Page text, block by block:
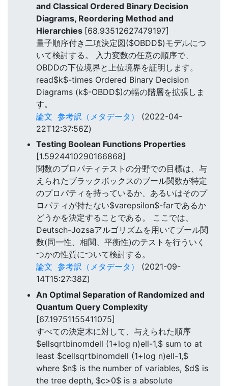
and Classical Ordered Binary Decision
Diagrams, Reordering Method and
Hierarchies [68.93512627479197]
量子順序付き二項決定図($OBDD$)モデルにつ
いて検討する。 入力変数の任意の順序で、
OBDDの下位境界と上位境界を証明します。
read$k$-times Ordered Binary Decision
Diagrams (k$-OBDD$)の幅の階層を拡張しま
す。
論文 参考訳（メタデータ）
(2022-04-
22T12:37:56Z)
Testing Boolean Functions Properties
[1.5924410290166868]
関数のプロパティテストの分野での目標は、与
えられたブラックボックスのブール関数が特定
のプロパティを持っているか、あるいはそのプ
ロパティが持たない$varepsilon$-farであるか
どうかを決定することである。 ここでは、
Deutsch-Jozsaアルゴリズムを用いてブール関
数(同一性、相関、平衡性)のテストを行ういく
つかの性質について検討する。
論文 参考訳（メタデータ）
(2021-09-
14T15:27:38Z)
An Optimal Separation of Randomized and
Quantum Query Complexity
[67.19751155411075]
すべての決定木に対して、与えられた順序
$ellsqrtbinomdell (1+log n)ell-1,$ sum to at
least $cellsqrtbinomdell (1+log n)ell-1,$
where $n$ is the number of variables, $d$ is
the tree depth, $c>0$ is a absolute